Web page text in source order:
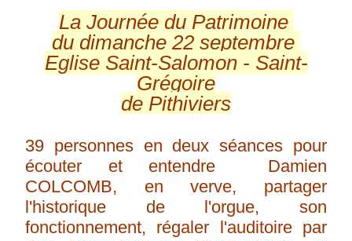
La Journée du Patrimoine
du dimanche 22 septembre
Eglise Saint-Salomon - Saint-
Grégoire
de Pithiviers
39 personnes en deux séances pour
écouter et entendre Damien
COLCOMB, en verve, partager
l'historique de l'orgue, son
fonctionnement, régaler l'auditoire par